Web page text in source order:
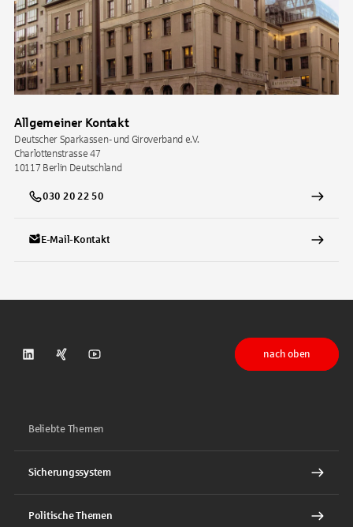
Allgemeiner Kontakt
Deutscher Sparkassen- und Giroverband e.V.
Charlottenstrasse 47
10117 Berlin Deutschland
030 20 22 50
E-Mail-Kontakt
DSGV auf LinkedIn
DSGV auf XingDSGV auf Youtube
nach oben
Beliebte Themen
Sicherungssystem
Politische Themen